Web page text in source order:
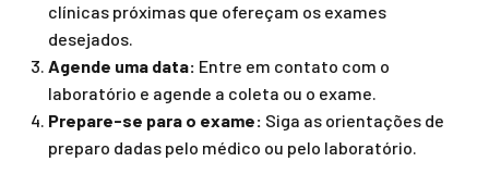
clínicas próximas que ofereçam os exames
desejados.
Agende uma data: Entre em contato com o
laboratório e agende a coleta ou o exame.
Prepare-se para o exame: Siga as orientações de
preparo dadas pelo médico ou pelo laboratório.